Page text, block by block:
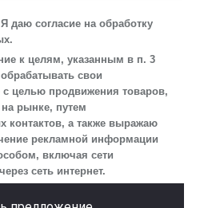
телефона посетителя сайта,
посетителя сайта,
и способа для контакта, истории
систематизация,
(обновление, изменение),
передача (предоставление, доступ),
персональных данных.
данные
согласие на обработку
к целям, указанным в п. 3
свои
целью продвижения товаров,
на рынке, путем
контактов, а также выражаю
рекламной информации
включая сети
сеть интернет.